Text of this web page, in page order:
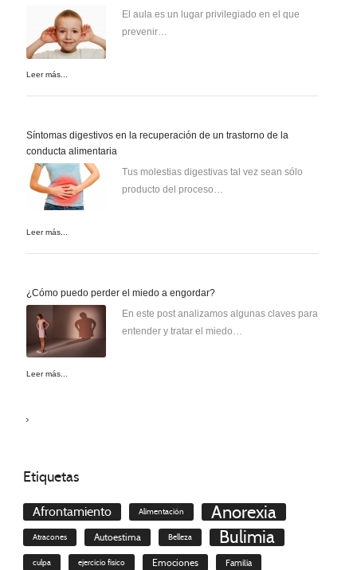
El aula es un lugar privilegiado en el que
prevenir…
Leer más...
Síntomas digestivos en la recuperación de un trastorno de la
conducta alimentaria
Tus molestias digestivas tal vez sean sólo
producto del proceso…
Leer más...
¿Cómo puedo perder el miedo a engordar?
En este post analizamos algunas claves para
entender y tratar el miedo…
Leer más...
Etiquetas
Afrontamiento Alimentación Anorexia
Atracones Autoestima Belleza Bulimia
culpa ejercicio físico Emociones Familia